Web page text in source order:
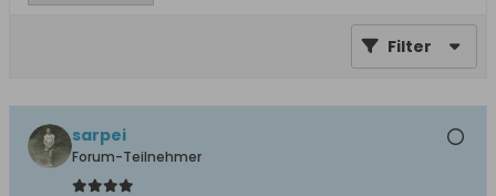
Filter
sarpei
Forum-Teilnehmer